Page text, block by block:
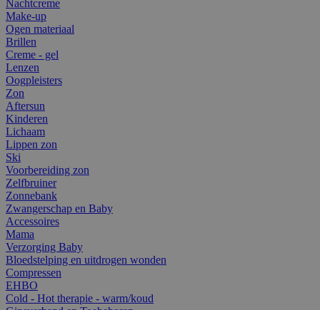
Nachtcreme
Make-up
Ogen materiaal
Brillen
Creme - gel
Lenzen
Oogpleisters
Zon
Aftersun
Kinderen
Lichaam
Lippen zon
Ski
Voorbereiding zon
Zelfbruiner
Zonnebank
Zwangerschap en Baby
Accessoires
Mama
Verzorging Baby
Bloedstelping en uitdrogen wonden
Compressen
EHBO
Cold - Hot therapie - warm/koud